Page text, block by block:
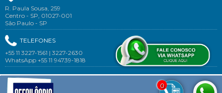
0
R. Paula Sousa, 259
Centro - SP, 01027-001
São Paulo - SP
TELEFONES
+55 11 3227-1561 | 3227-2630
WhatsApp +55 11 94739-1818